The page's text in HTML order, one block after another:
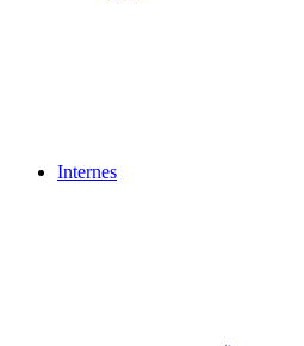
Internes